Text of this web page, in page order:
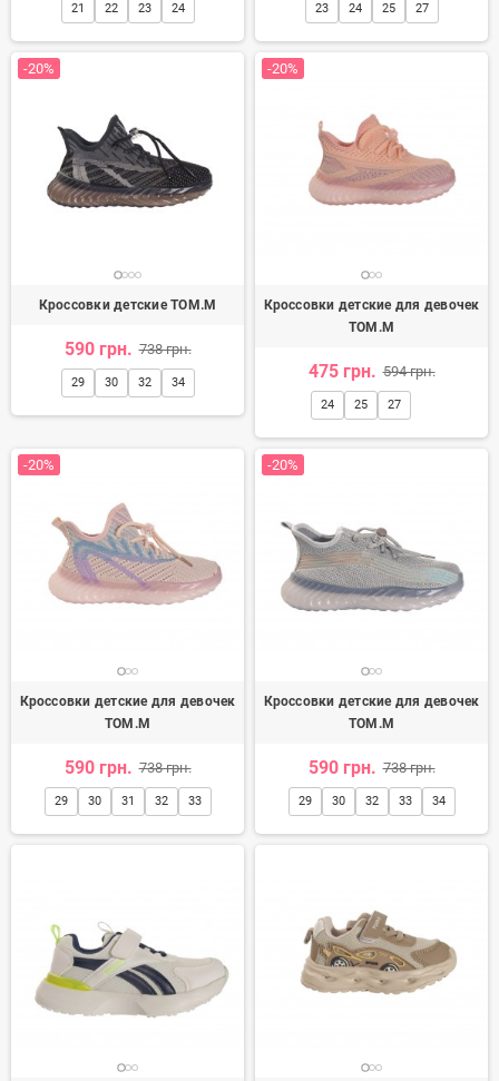
21 22 23 24 23 24 25 27
-20%
Кроссовки детские TOM.M
590 грн. 738 грн.
29 30 32 34
-20%
Кроссовки детские для девочек
TOM.M
475 грн. 594 грн.
24 25 27
-20%
Кроссовки детские для девочек
TOM.M
590 грн. 738 грн.
29 30 31 32 33
-20%
Кроссовки детские для девочек
TOM.M
590 грн. 738 грн.
29 30 32 33 34